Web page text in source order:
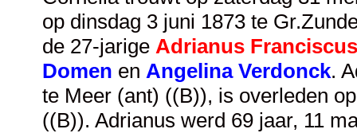
op dinsdag 3 juni 1873 te
de 27-jarige Adrianus
Domen en Angelina Verdonck.
te Meer (ant) ((B)), is overleden
((B)). Adrianus werd 69 jaar, 11